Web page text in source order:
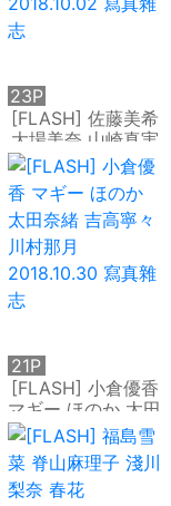
[FLASH] 佐藤美希
大場美奈 山崎真実
綾瀬はるか 菜乃花
木村涼香
2018.10.02 寫真雜
志
23P
[FLASH] 小倉優香
マギー ほのか 太田
奈緒 吉高寧々 川村
那月 2018.10.30
寫真雜志
21P